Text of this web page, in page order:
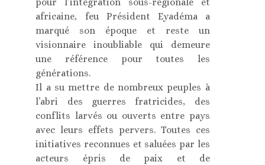
africaine, feu Président Eyadéma a
marqué son époque et reste un
visionnaire inoubliable qui demeure
une référence pour toutes les
générations.
Il a su mettre de nombreux peuples à
l’abri des guerres fratricides, des
conflits larvés ou ouverts entre pays
avec leurs effets pervers. Toutes ces
initiatives reconnues et saluées par les
acteurs épris de paix et de